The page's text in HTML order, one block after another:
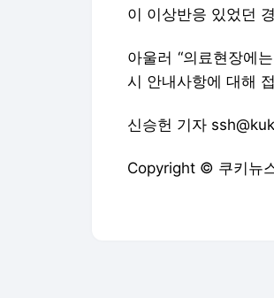
이 이상반응 있었던
아울러 “의료현장에
시 안내사항에 대해
신승헌 기자
Copyright © 쿠키뉴